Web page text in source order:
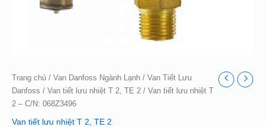
Trang chủ / Van Danfoss Ngành Lạnh / Van Tiết Lưu
Danfoss / Van tiết lưu nhiệt T 2, TE 2 / Van tiết lưu nhiệt T
2 – C/N: 068Z3496
Van tiết lưu nhiệt T 2, TE 2